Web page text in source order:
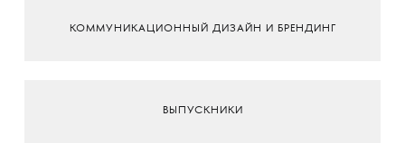
КОММУНИКАЦИОННЫЙ ДИЗАЙН И БРЕНДИНГ
ВЫПУСКНИКИ